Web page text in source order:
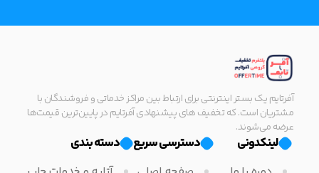
آفرتایم یک بستر اینترنتی برای ارتباط بین مراکز خدماتی و فروشندگان با
مشتریان است. که تخفیف های پیشنهادی آفرتایم در پایین‌ترین قیمت‌ها
عرضه می‌شوند.
لینکدونی دسترسی سریع دسته بندی